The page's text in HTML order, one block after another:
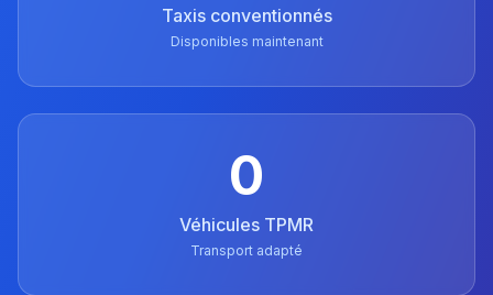
Taxis conventionnés
Disponibles maintenant
0
Véhicules TPMR
Transport adapté